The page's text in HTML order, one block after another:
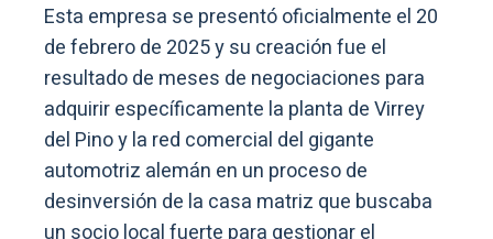
Esta empresa se presentó oficialmente el 20
de febrero de 2025 y su creación fue el
resultado de meses de negociaciones para
adquirir específicamente la planta de Virrey
del Pino y la red comercial del gigante
automotriz alemán en un proceso de
desinversión de la casa matriz que buscaba
un socio local fuerte para gestionar el